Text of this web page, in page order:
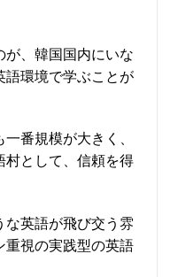
が、韓国国内にいな
語環境で学ぶことが
番規模が大きく、
村として、信頼を得
な英語が飛び交う雰
重視の実践型の英語